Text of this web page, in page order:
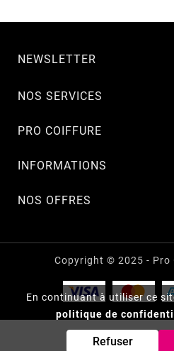
En continuant à utiliser ce
politique de
Refuser
NEWSLETTER
NOS SERVICES
PRO COIFFURE
INFORMATIONS
NOS OFFRES
Copyright © 2025 -